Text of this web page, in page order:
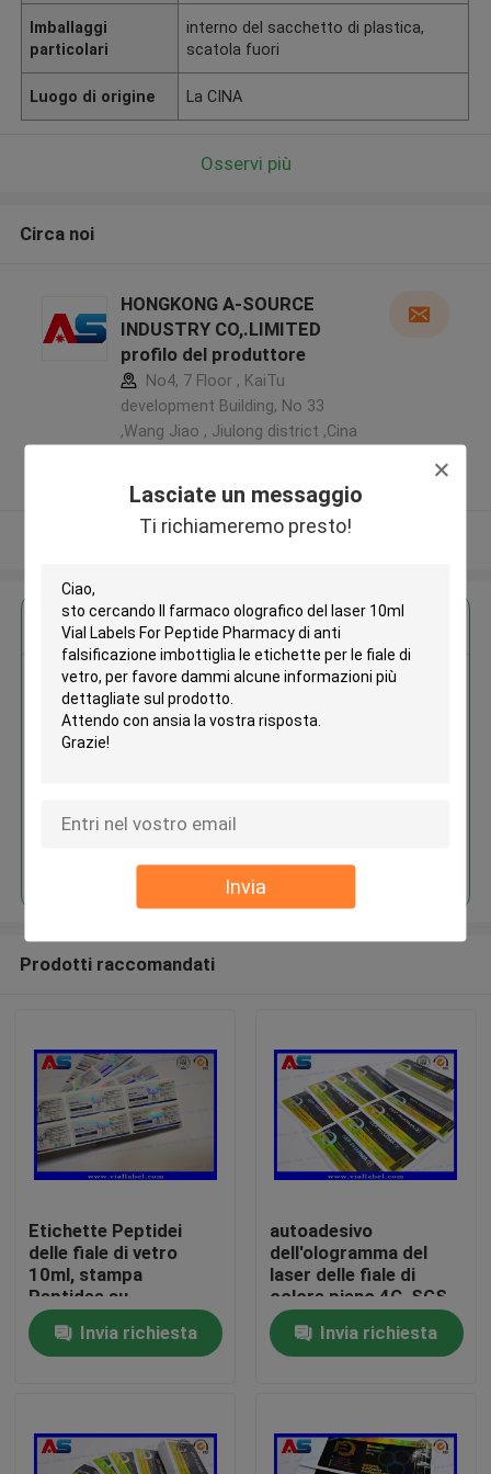
Lasciate un messaggio
Ti richiameremo presto!
Invia
Casa
Circa noi
Imballaggi
particolari
interno del sacchetto di plastica,
scatola fuori
Luogo di origine La CINA
Osservi più
Circa noi
HONGKONG A-SOURCE
INDUSTRY CO,.LIMITED
profilo del produttore
No4, 7 Floor , KaiTu
development Building, No 33
,Wang Jiao , Jiulong district ,Cina
Fornitore verificato
Osservi più
Ottieni il miglior prezzo per
Il farmaco olografico del laser
10ml Vial Labels For Peptide
Prodotti raccomandati
Etichette Peptidei
delle fiale di vetro
10ml, stampa
Peptidee su
ordinazione della fiala
dell'autoadesivo
Invia richiesta
autoadesivo
dell'ologramma del
laser delle fiale di
colore pieno 4C, SGS
che stampa le
etichette della
bottiglia
Invia richiesta